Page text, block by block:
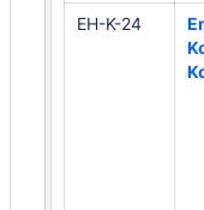
EH-K-24